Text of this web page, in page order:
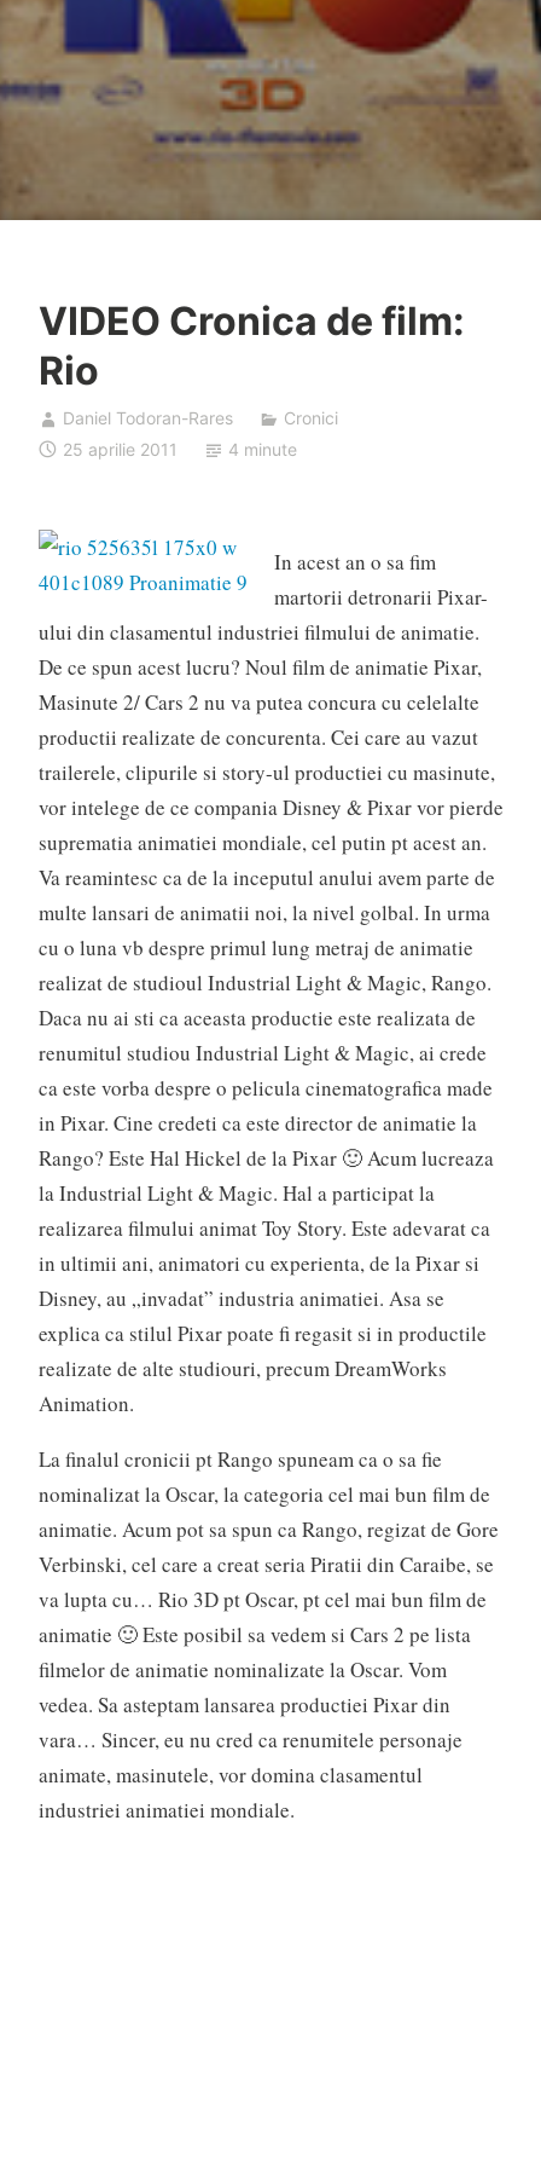
VIDEO Cronica de film:
Rio
Daniel Todoran-Rares
Cronici
25 aprilie 2011
4 minute
In acest an o sa fim
martorii detronarii Pixar-
ului din clasamentul industriei filmului de animatie.
De ce spun acest lucru? Noul film de animatie Pixar,
Masinute 2/ Cars 2 nu va putea concura cu celelalte
productii realizate de concurenta. Cei care au vazut
trailerele, clipurile si story-ul productiei cu masinute,
vor intelege de ce compania Disney & Pixar vor pierde
suprematia animatiei mondiale, cel putin pt acest an.
Va reamintesc ca de la inceputul anului avem parte de
multe lansari de animatii noi, la nivel golbal. In urma
cu o luna vb despre primul lung metraj de animatie
realizat de studioul Industrial Light & Magic, Rango.
Daca nu ai sti ca aceasta productie este realizata de
renumitul studiou Industrial Light & Magic, ai crede
ca este vorba despre o pelicula cinematografica made
in Pixar. Cine credeti ca este director de animatie la
Rango? Este Hal Hickel de la Pixar 🙂 Acum lucreaza
la Industrial Light & Magic. Hal a participat la
realizarea filmului animat Toy Story. Este adevarat ca
in ultimii ani, animatori cu experienta, de la Pixar si
Disney, au „invadat” industria animatiei. Asa se
explica ca stilul Pixar poate fi regasit si in productile
realizate de alte studiouri, precum DreamWorks
Animation.
La finalul cronicii pt Rango spuneam ca o sa fie
nominalizat la Oscar, la categoria cel mai bun film de
animatie. Acum pot sa spun ca Rango, regizat de Gore
Verbinski, cel care a creat seria Piratii din Caraibe, se
va lupta cu… Rio 3D pt Oscar, pt cel mai bun film de
animatie 🙂 Este posibil sa vedem si Cars 2 pe lista
filmelor de animatie nominalizate la Oscar. Vom
vedea. Sa asteptam lansarea productiei Pixar din
vara… Sincer, eu nu cred ca renumitele personaje
animate, masinutele, vor domina clasamentul
industriei animatiei mondiale.